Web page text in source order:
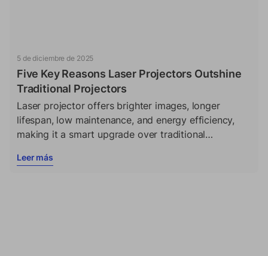
5 de diciembre de 2025
Five Key Reasons Laser Projectors Outshine
Traditional Projectors
Laser projector offers brighter images, longer
lifespan, low maintenance, and energy efficiency,
making it a smart upgrade over traditional
Leer más